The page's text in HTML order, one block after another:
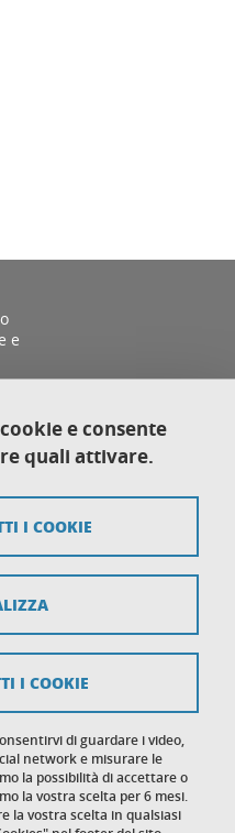
su LinkedIn
e
D
e consente
quali attivare.
di guardare i video,
network e misurare le
la possibilità di accettare o
la vostra scelta per 6 mesi.
la vostra scelta in qualsiasi
I COOKIE
I COOKIE